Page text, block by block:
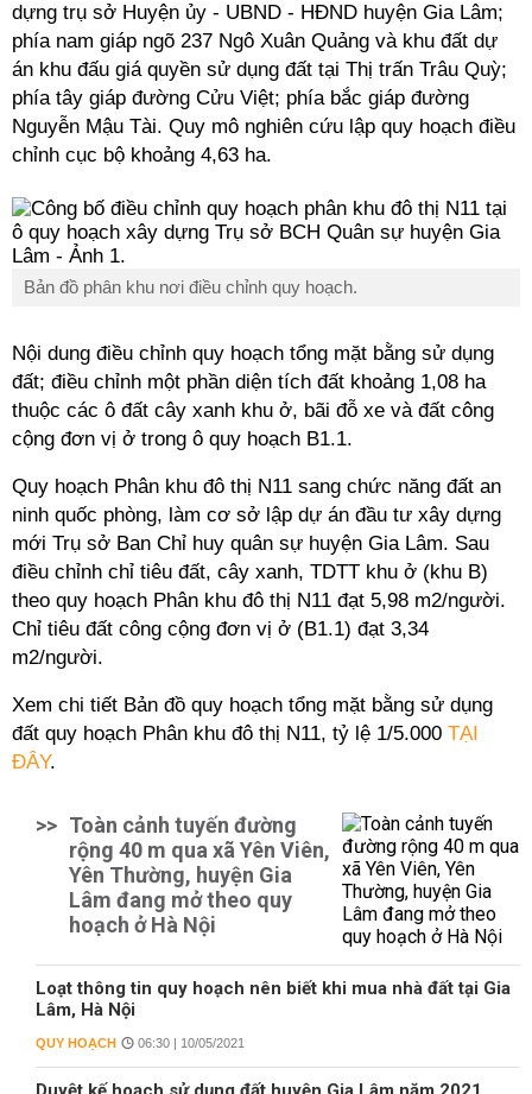
dựng trụ sở Huyện ủy - UBND - HĐND huyện Gia Lâm;
phía nam giáp ngõ 237 Ngô Xuân Quảng và khu đất dự
án khu đấu giá quyền sử dụng đất tại Thị trấn Trâu Quỳ;
phía tây giáp đường Cửu Việt; phía bắc giáp đường
Nguyễn Mậu Tài. Quy mô nghiên cứu lập quy hoạch điều
chỉnh cục bộ khoảng 4,63 ha.
Bản đồ phân khu nơi điều chỉnh quy hoạch.
Nội dung điều chỉnh quy hoạch tổng mặt bằng sử dụng
đất; điều chỉnh một phần diện tích đất khoảng 1,08 ha
thuộc các ô đất cây xanh khu ở, bãi đỗ xe và đất công
cộng đơn vị ở trong ô quy hoạch B1.1.
Quy hoạch Phân khu đô thị N11 sang chức năng đất an
ninh quốc phòng, làm cơ sở lập dự án đầu tư xây dựng
mới Trụ sở Ban Chỉ huy quân sự huyện Gia Lâm. Sau
điều chỉnh chỉ tiêu đất, cây xanh, TDTT khu ở (khu B)
theo quy hoạch Phân khu đô thị N11 đạt 5,98 m2/người.
Chỉ tiêu đất công cộng đơn vị ở (B1.1) đạt 3,34
m2/người.
Xem chi tiết Bản đồ quy hoạch tổng mặt bằng sử dụng
đất quy hoạch Phân khu đô thị N11, tỷ lệ 1/5.000 TẠI
ĐÂY.
>> Toàn cảnh tuyến đường
rộng 40 m qua xã Yên Viên,
Yên Thường, huyện Gia
Lâm đang mở theo quy
hoạch ở Hà Nội
Loạt thông tin quy hoạch nên biết khi mua nhà đất tại Gia
Lâm, Hà Nội
QUY HOẠCH 06:30 | 10/05/2021